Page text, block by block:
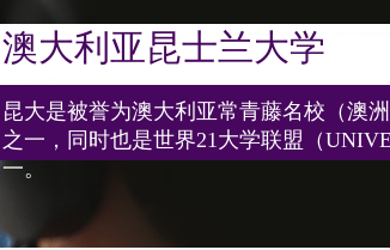
澳大利亚昆士兰大学
昆大是被誉为澳大利亚常青藤名校（澳
之一，同时也是世界21大学联盟（
一。